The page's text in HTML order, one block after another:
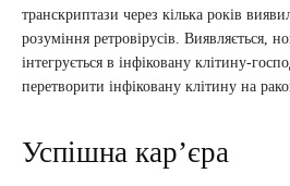
транскриптази через кілька років
розуміння ретровірусів. Виявляється,
інтегрується в інфіковану клітину-
перетворити інфіковану клітину на
Успішна кар’єра